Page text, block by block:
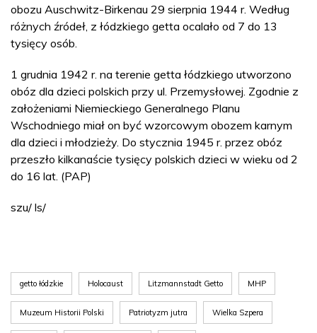
obozu Auschwitz-Birkenau 29 sierpnia 1944 r. Według
różnych źródeł, z łódzkiego getta ocalało od 7 do 13
tysięcy osób.
1 grudnia 1942 r. na terenie getta łódzkiego utworzono
obóz dla dzieci polskich przy ul. Przemysłowej. Zgodnie z
założeniami Niemieckiego Generalnego Planu
Wschodniego miał on być wzorcowym obozem karnym
dla dzieci i młodzieży. Do stycznia 1945 r. przez obóz
przeszło kilkanaście tysięcy polskich dzieci w wieku od 2
do 16 lat. (PAP)
szu/ ls/
getto łódzkie Holocaust Litzmannstadt Getto MHP
Muzeum Historii Polski Patriotyzm jutra Wielka Szpera